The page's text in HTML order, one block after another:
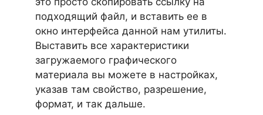
подходящий файл, и вставить ее в
окно интерфейса данной нам утилиты.
Выставить все характеристики
загружаемого графического
материала вы можете в настройках,
указав там свойство, разрешение,
формат, и так дальше.